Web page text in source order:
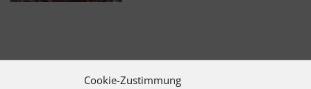
Cookie-Zustimmung